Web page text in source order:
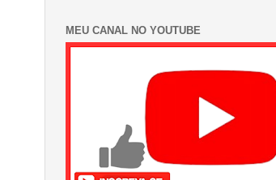
MEU CANAL NO YOUTUBE